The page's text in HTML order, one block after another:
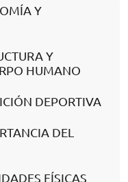
Y
Y
HUMANO
DEPORTIVA
DEL
FÍSICAS